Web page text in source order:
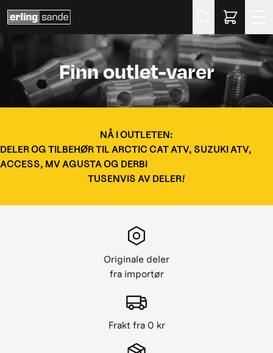
Finn outlet-varer
NÅ I OUTLETEN:
DELER OG TILBEHØR TIL ARCTIC CAT ATV, SUZUKI ATV,
ACCESS, MV AGUSTA OG DERBI
TUSENVIS AV DELER!
Originale deler
fra importør
Frakt fra 0 kr